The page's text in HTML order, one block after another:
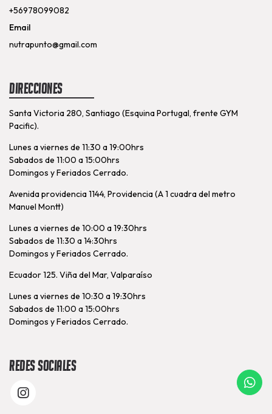
+56978099082
Email
nutrapunto@gmail.com
Direcciones
Santa Victoria 280, Santiago (Esquina Portugal, frente GYM
Pacific).
Lunes a viernes de 11:30 a 19:00hrs
Sabados de 11:00 a 15:00hrs
Domingos y Feriados Cerrado.
Avenida providencia 1144, Providencia (A 1 cuadra del metro
Manuel Montt)
Lunes a viernes de 10:00 a 19:30hrs
Sabados de 11:30 a 14:30hrs
Domingos y Feriados Cerrado.
Ecuador 125. Viña del Mar, Valparaíso
Lunes a viernes de 10:30 a 19:30hrs
Sabados de 11:00 a 15:00hrs
Domingos y Feriados Cerrado.
Redes Sociales